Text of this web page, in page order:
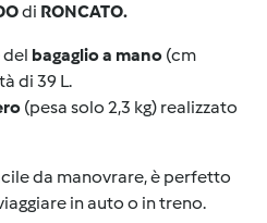
di RONCATO.
del bagaglio a mano (cm
di 39 L.
(pesa solo 2,3 kg) realizzato
da manovrare, è perfetto
in auto o in treno.